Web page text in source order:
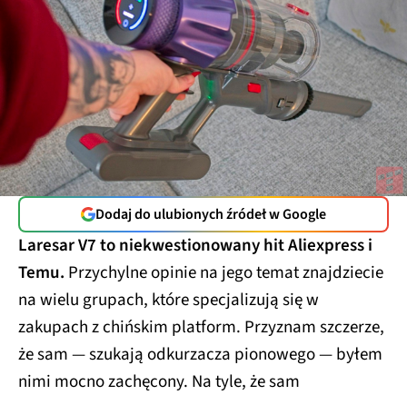
Dodaj do ulubionych źródeł w Google
Laresar V7 to niekwestionowany hit Aliexpress i
Temu. Przychylne opinie na jego temat znajdziecie
na wielu grupach, które specjalizują się w
zakupach z chińskim platform. Przyznam szczerze,
że sam — szukają odkurzacza pionowego — byłem
nimi mocno zachęcony. Na tyle, że sam